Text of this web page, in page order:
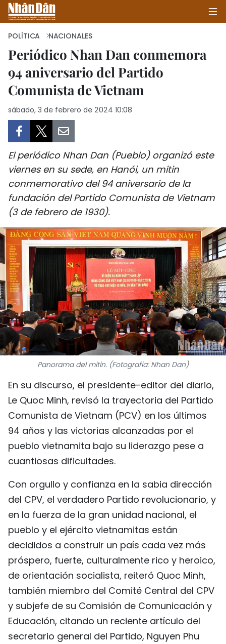
INICIO
POLÍTICA
SALUD - MEDIO AMBIENTE
CULTURA - ENTRETENIMIENTO
INTERNACIONAL
DEPORTES
VIAJES
PUENTE DE AMISTAD
HISTORIAS MULTIMEDIA
FOTOGRAFÍA
¿QUIÉNES SOMOS?
TIẾNG VIỆT
ENGLISH
中文
FRANÇAIS
РУССКИЙ
POLÍTICA NACIONALES
Periódico Nhan Dan conmemora
94 aniversario del Partido
Comunista de Vietnam
sábado, 3 de febrero de 2024 10:08
El periódico Nhan Dan (Pueblo) organizó este
viernes en su sede, en Hanói, un mitin
conmemorativo del 94 aniversario de la
fundación del Partido Comunista de Vietnam
(3 de febrero de 1930).
Panorama del mitin. (Fotografía: Nhan Dan)
En su discurso, el presidente-editor del diario,
Le Quoc Minh, revisó la trayectoria del Partido
Comunista de Vietnam (PCV) en los últimos
94 años y las victorias alcanzadas por el
pueblo vietnamita bajo su liderazgo pese a
cuantiosas dificultades.
Con orgullo y confianza en la sabia dirección
del CPV, el verdadero Partido revolucionario, y
en la fuerza de la gran unidad nacional, el
pueblo y el ejército vietnamitas están
decididos a construir un país cada vez más
próspero, fuerte, culturalmente rico y heroico,
de orientación socialista, reiteró Quoc Minh,
también miembro del Comité Central del CPV
y subjefe de su Comisión de Comunicación y
Educación, citando un reciente artículo del
secretario general del Partido, Nguyen Phu